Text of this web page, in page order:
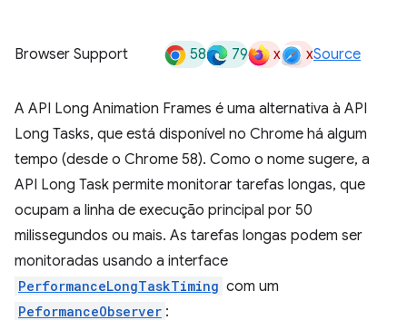
Browser Support 58 79 x xSource
A API Long Animation Frames é uma alternativa à API
Long Tasks, que está disponível no Chrome há algum
tempo (desde o Chrome 58). Como o nome sugere, a
API Long Task permite monitorar tarefas longas, que
ocupam a linha de execução principal por 50
milissegundos ou mais. As tarefas longas podem ser
monitoradas usando a interface
PerformanceLongTaskTiming com um
PeformanceObserver :